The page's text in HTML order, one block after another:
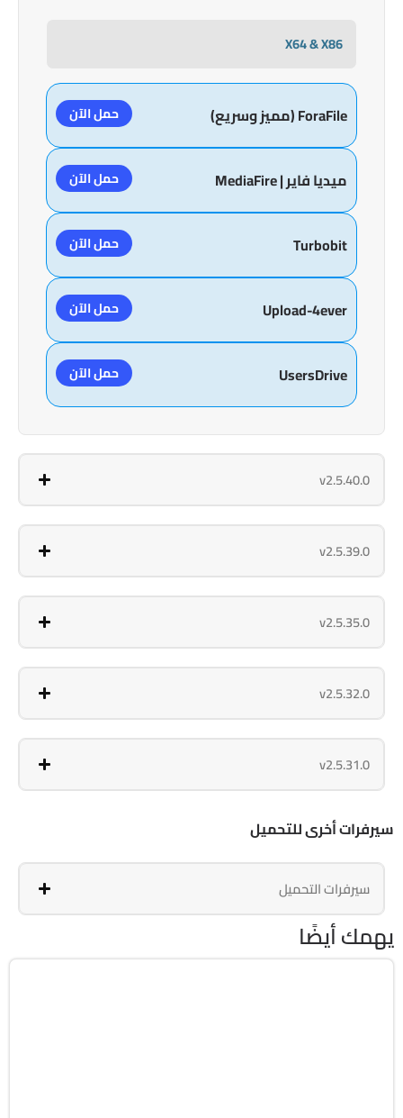
X64 & X86
ForaFile (مميز وسريع) حمل الآن
ميديا فاير | MediaFire حمل الآن
Turbobit حمل الآن
Upload-4ever حمل الآن
UsersDrive حمل الآن
v2.5.40.0
v2.5.39.0
v2.5.35.0
v2.5.32.0
v2.5.31.0
سيرفرات أخرى للتحميل
سيرفرات التحميل
يهمك أيضًا